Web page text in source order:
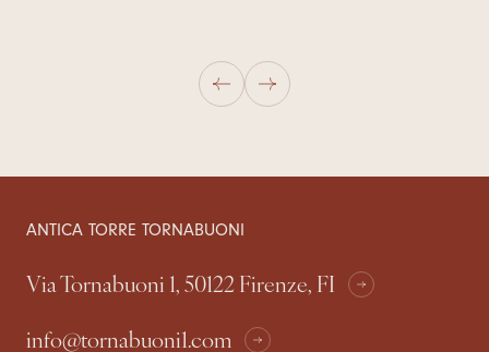
ANTICA TORRE TORNABUONI
Via Tornabuoni 1, 50122 Firenze, FI
info@tornabuoni1.com